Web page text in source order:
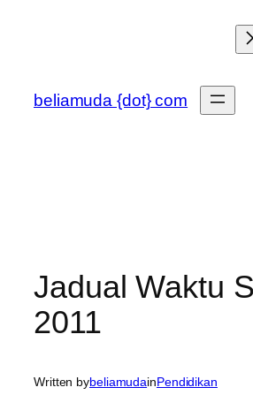
beliamuda {dot} com
Jadual Waktu
2011
Written bybeliamudainPendidikan